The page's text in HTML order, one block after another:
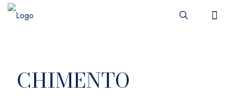
CHIMENTO